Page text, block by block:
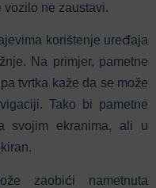
vozilo ne zaustavi.
korištenje uređaja
Na primjer, pametne
tvrtka kaže da se može
Tako bi pametne
svojim ekranima, ali u
zaobići nametnuta